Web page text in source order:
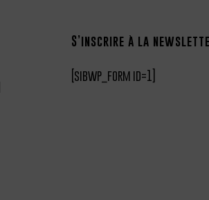
S’inscrire à la
[sibwp_form id=1]